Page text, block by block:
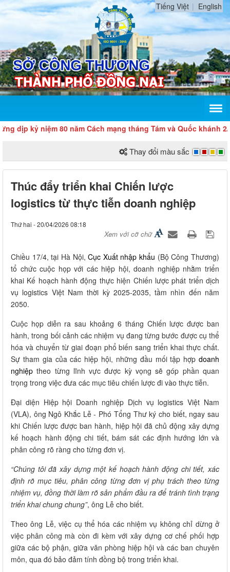
Tiếng Việt English
kỷ niệm 80 năm Cách mạng tháng Tám và Quốc khánh 2/9
Thay đổi màu sắc
Thúc đẩy triển khai Chiến lược
logistics từ thực tiễn doanh nghiệp
Thứ hai - 20/04/2026 08:18
Xem với cỡ chữ
Chiều 17/4, tại Hà Nội,Cục Xuất nhập khẩu (Bộ Công Thương)
tổ chức cuộc họp với các hiệp hội, doanh nghiệp nhằm triển
khai Kế hoạch hành động thực hiện Chiến lược phát triển dịch
vụ logistics Việt Nam thời kỳ 2025-2035, tầm nhìn đến năm
2050.
Cuộc họp diễn ra sau khoảng 6 tháng Chiến lược được ban
hành, trong bối cảnh các nhiệm vụ đang từng bước được cụ thể
hóa và chuyển từ giai đoạn phổ biến sang triển khai thực chất.
Sự tham gia của các hiệp hội, những đầu mối tập hợp doanh
nghiệp theo từng lĩnh vực được kỳ vọng sẽ góp phần quan
trọng trong việc đưa các mục tiêu chiến lược đi vào thực tiễn.
Đại diện Hiệp hội Doanh nghiệp Dịch vụ logistics Việt Nam
(VLA), ông Ngô Khắc Lễ - Phó Tổng Thư ký cho biết, ngay sau
khi Chiến lược được ban hành, hiệp hội đã chủ động xây dựng
kế hoạch hành động chi tiết, bám sát các định hướng lớn và
phân công rõ ràng cho từng đơn vị.
“Chúng tôi đã xây dựng một kế hoạch hành động chi tiết, xác
định rõ mục tiêu, phân công từng đơn vị phụ trách theo từng
nhiệm vụ, đồng thời làm rõ sản phẩm đầu ra để tránh tình trạng
triển khai chung chung”, ông Lễ cho biết.
Theo ông Lễ, việc cụ thể hóa các nhiệm vụ không chỉ dừng ở
việc phân công mà còn đi kèm với xây dựng cơ chế phối hợp
giữa các bộ phận, giữa văn phòng hiệp hội và các ban chuyên
môn, qua đó bảo đảm tính đồng bộ trong triển khai.